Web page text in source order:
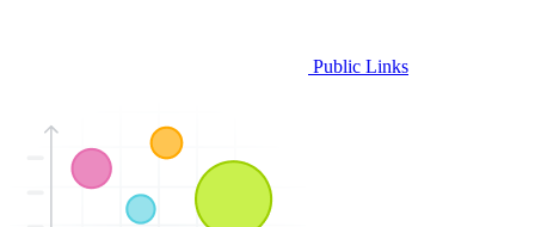
Public Links